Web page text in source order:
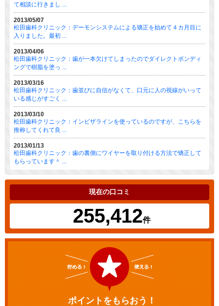
て相談に行きまし ...
2013/05/07
松田歯科クリニック：デーモンシステムによる矯正を始めて４カ月目に
入りました。最初 ...
2013/04/06
松田歯科クリニック：歯が一本欠けてしまったのでダイレクトボンディ
ングで樹脂を塗っ ...
2013/03/16
松田歯科クリニック：歯並びに自信がなくて、口元に人の視線がいって
いる感じがすごく ...
2013/03/10
松田歯科クリニック：インビザラインを使っているのですが、こちらを
推称してくれて良 ...
2013/01/13
松田歯科クリニック：歯の裏側にワイヤーを取り付ける方法で矯正して
もらっています＾ ...
現在の口コミ
255,412件
ポイントをもらおう！